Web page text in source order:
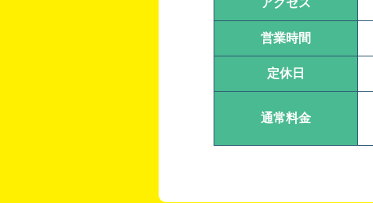
アクセス
営業時間
定休日
通常料金